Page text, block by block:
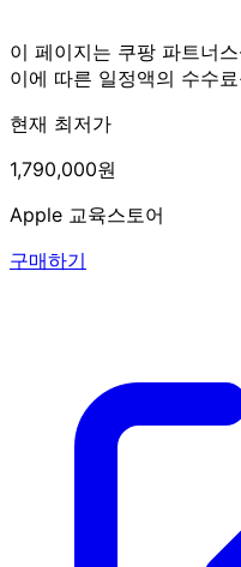
이 페이지는 쿠팡 파트너
이에 따른 일정액의 수수
현재 최저가
1,790,000원
Apple 교육스토어
구매하기